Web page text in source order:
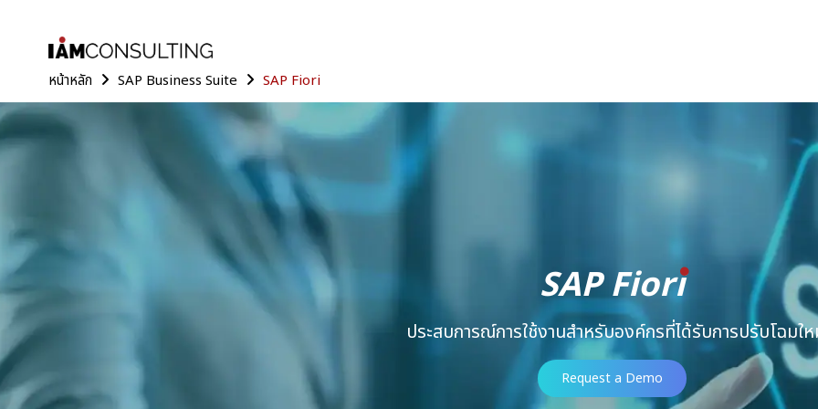
หน้าหลัก SAP Business Suite SAP Fiori
ประสบการณ์การใช้งานสำหรับองค์กรที่ได้รับการปรับโฉมใ
Request a Demo
SAP Fiori